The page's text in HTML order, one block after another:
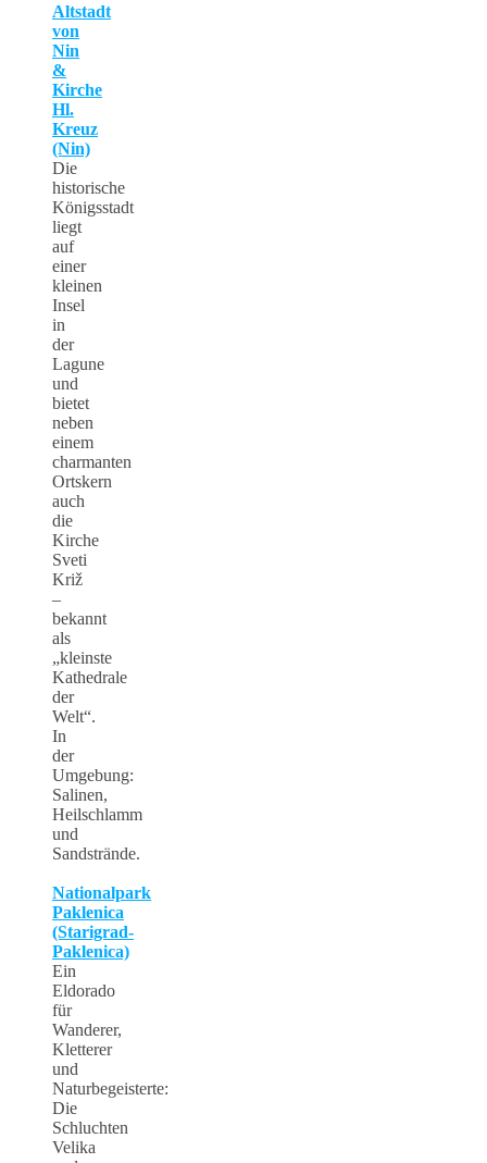
Altstadt
von
Nin
&
Kirche
Hl.
Kreuz
(Nin)
Die
historische
Königsstadt
liegt
auf
einer
kleinen
Insel
in
der
Lagune
und
bietet
neben
einem
charmanten
Ortskern
auch
die
Kirche
Sveti
Križ
–
bekannt
als
„kleinste
Kathedrale
der
Welt“.
In
der
Umgebung:
Salinen,
Heilschlamm
und
Sandstrände.
Nationalpark
Paklenica
(Starigrad-
Paklenica)
Ein
Eldorado
für
Wanderer,
Kletterer
und
Naturbegeisterte:
Die
Schluchten
Velika